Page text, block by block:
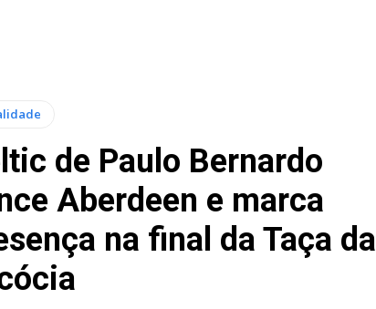
de Paulo Bernardo
Aberdeen e marca
na final da Taça da